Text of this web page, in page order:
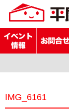
IMG_6161